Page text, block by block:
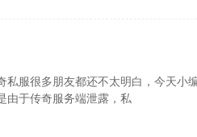
私服很多朋友都还不太明白，今天
由于传奇服务端泄露，私